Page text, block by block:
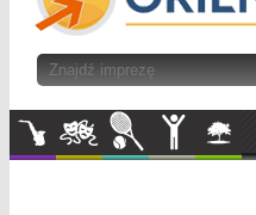
MuzykaKultura Sport Inne